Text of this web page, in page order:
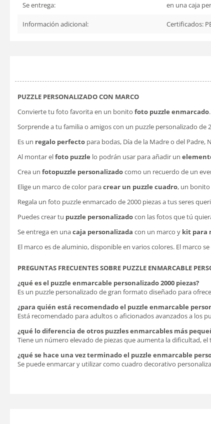
Se entrega: en una caja
Información adicional: Certificados:
PUZZLE PERSONALIZADO CON MARCO
Convierte tu foto favorita en un bonito foto puzzle enmarcado.
Sorprende a tu familia o amigos con un puzzle personalizado de
Es un regalo perfecto para bodas, Día de la Madre o del
Al montar elfoto puzzle lo podrán usar para añadir un
Crea un fotopuzzle personalizadocomo un recuerdo de un
Elige un marco de color paracrear un puzzle cuadro, un
Regala un foto puzzle enmarcado de 2000 piezas a tus seres
Puedes crear tu puzzle personalizadocon las fotos que tú
Se entrega en unacaja personalizada con un marco y kit para
El marco es de aluminio, disponible en varios colores. El marco
PREGUNTAS FRECUENTES SOBRE PUZZLE ENMARCABLE
¿qué es el puzzle enmarcable personalizado 2000 piezas?
Es un puzzle personalizado de gran formato diseñado para
¿para quién está recomendado el puzzle enmarcable
Está recomendado para adultos o aficionados avanzados a los
¿qué lo diferencia de otros puzzles enmarcables más
Tiene un número elevado de piezas que aumenta la dificultad,
¿qué se hace una vez terminado el puzzle enmarcable
Se puede enmarcar y utilizar como cuadro decorativo